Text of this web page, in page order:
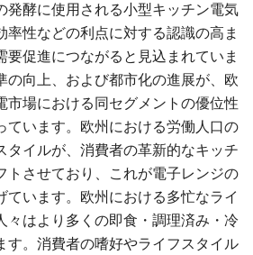
発酵に使用される小型キッチン電気
率性などの利点に対する認識の高ま
要促進につながると見込まれていま
の向上、および都市化の進展が、欧
市場における同セグメントの優位性
ています。欧州における労働人口の
タイルが、消費者の革新的なキッチ
トさせており、これが電子レンジの
ています。欧州における多忙なライ
々はより多くの即食・調理済み・冷
す。消費者の嗜好やライフスタイル